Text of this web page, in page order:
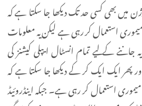
میں بھی کسی حد تک دیکھا جا سکتا ہے کہ
استعمال کر رہی ہے لیکن یہ معلومات
جاننے کے لیے تمام انسٹال ایپلی کیشنز کی
پھر ایک ایک کر کے دیکھا جا سکتا ہے کہ
استعمال کر رہی ہے۔ جبکہ اینڈروئیڈ